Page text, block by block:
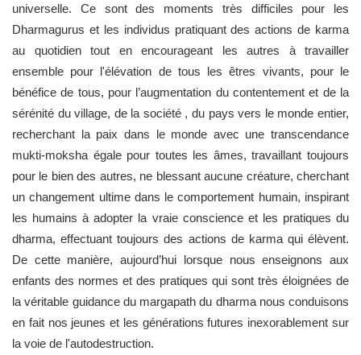
universelle. Ce sont des moments très difficiles pour les
Dharmagurus et les individus pratiquant des actions de karma
au quotidien tout en encourageant les autres à travailler
ensemble pour l'élévation de tous les êtres vivants, pour le
bénéfice de tous, pour l’augmentation du contentement et de la
sérénité du village, de la société , du pays vers le monde entier,
recherchant la paix dans le monde avec une transcendance
mukti-moksha égale pour toutes les âmes, travaillant toujours
pour le bien des autres, ne blessant aucune créature, cherchant
un changement ultime dans le comportement humain, inspirant
les humains à adopter la vraie conscience et les pratiques du
dharma, effectuant toujours des actions de karma qui élèvent.
De cette manière, aujourd’hui lorsque nous enseignons aux
enfants des normes et des pratiques qui sont très éloignées de
la véritable guidance du margapath du dharma nous conduisons
en fait nos jeunes et les générations futures inexorablement sur
la voie de l'autodestruction.